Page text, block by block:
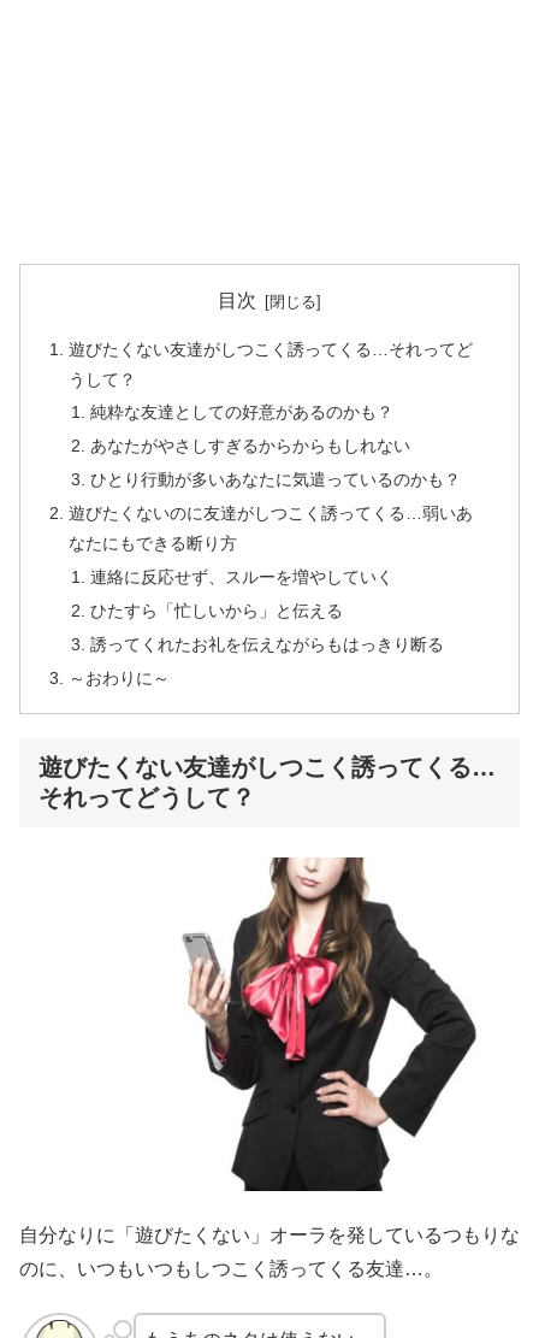
目次
遊びたくない友達がしつこく誘ってくる…それってど
うして？
純粋な友達としての好意があるのかも？
あなたがやさしすぎるからからもしれない
ひとり行動が多いあなたに気遣っているのかも？
遊びたくないのに友達がしつこく誘ってくる…弱いあ
なたにもできる断り方
連絡に反応せず、スルーを増やしていく
ひたすら「忙しいから」と伝える
誘ってくれたお礼を伝えながらもはっきり断る
～おわりに～
遊びたくない友達がしつこく誘ってくる…
それってどうして？
自分なりに「遊びたくない」オーラを発しているつもりな
のに、いつもいつもしつこく誘ってくる友達…。